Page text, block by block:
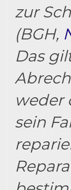
zur
(BGH,
Das
weder
sein